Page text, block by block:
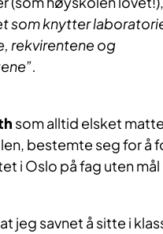
t som knytter
rekvirentene og
som alltid elsket
bestemte seg for å
i Oslo på fag uten
jeg savnet å sitte i